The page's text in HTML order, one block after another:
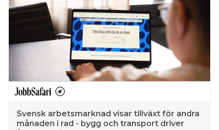
Svensk arbetsmarknad visar tillväxt för andra
månaden i rad - bygg och transport driver